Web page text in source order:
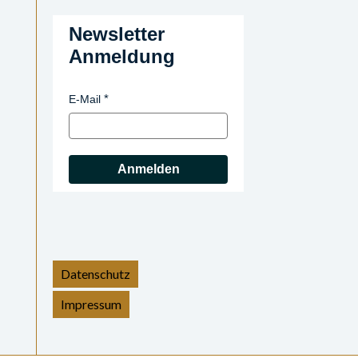
Newsletter
Anmeldung
E-Mail
Anmelden
Datenschutz
Impressum